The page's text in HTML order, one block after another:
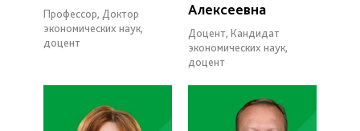
Профессор, Доктор
экономических наук,
доцент
Алексеевна
Доцент, Кандидат
экономических наук,
доцент